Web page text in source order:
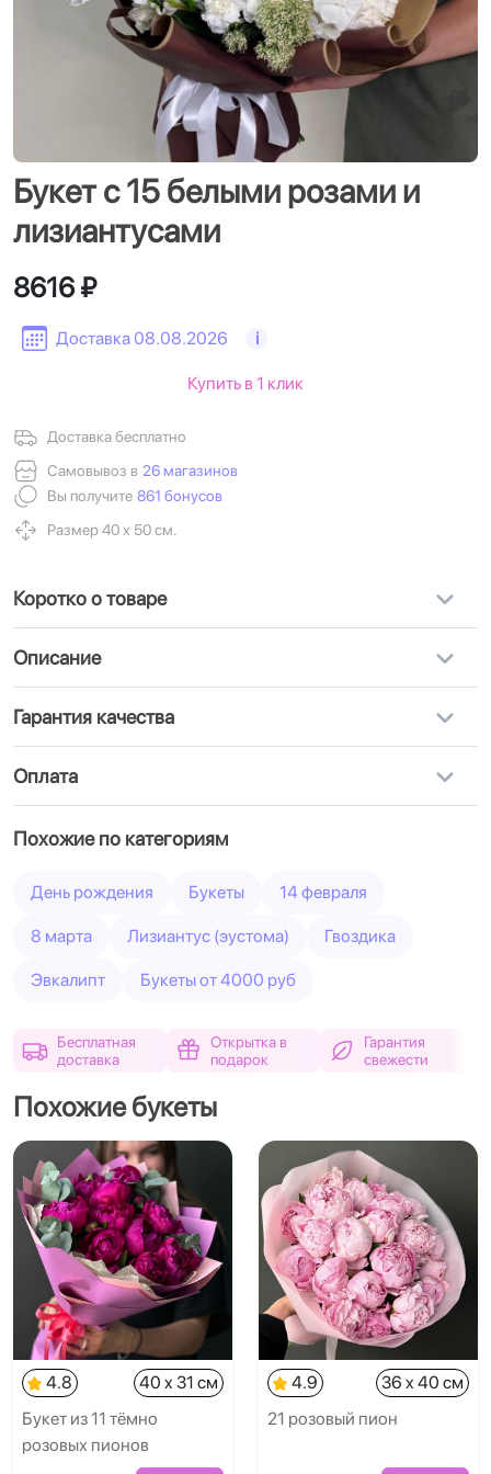
Букет с 15 белыми розами и
лизиантусами
Доставка 08.08.2026 i
8616 ₽
Доставка бесплатно
Самовывоз в 26 магазинов
Вы получите 861 бонусов
Размер 40 х 50 см.
Купить в 1 клик
Коротко о товаре
Описание
Гарантия качества
Оплата
Похожие по категориям
День рождения Букеты 14 февраля
8 марта Лизиантус (эустома) Гвоздика
Эвкалипт Букеты от 4000 руб
Бесплатная
доставка
Открытка в
подарок
Гарантия
свежести
Похожие букеты
4.8
40 x 31 см
Букет из 11 тёмно
розовых пионов
4.9
36 x 40 см
21 розовый пион